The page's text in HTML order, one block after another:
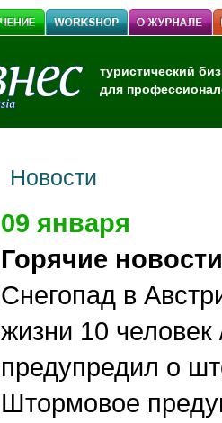
туристический
для
Новости
09 января
Горячие новости
Снегопад в
жизни 10 человек
предупредил о
Штормовое